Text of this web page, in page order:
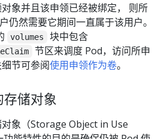
象并且该申领已经被绑定， 则所
仍然需要它期间一直属于该用户。
volumes 块中包含
节区来调度 Pod，访问所申
节可参阅使用申领作为卷。
储对象
象（Storage Object in Use